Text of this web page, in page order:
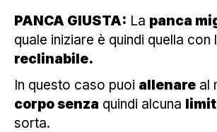
PANCA GIUSTA: La panca
quale iniziare è quindi quella con
reclinabile.
In questo caso puoi allenare al
corpo senza quindi alcuna
sorta.